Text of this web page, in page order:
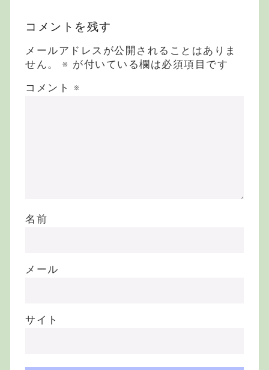
コメントを残す
メールアドレスが公開されることはありま
せん。
※ が付いている欄は必須項目です
コメント ※
名前
メール
サイト